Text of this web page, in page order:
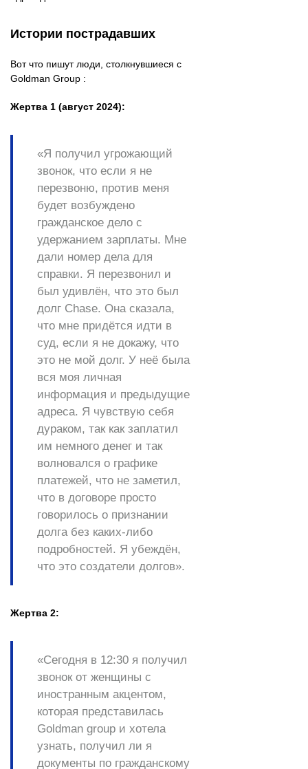
Истории пострадавших
Вот что пишут люди, столкнувшиеся с
Goldman Group :
Жертва 1 (август 2024):
«Я получил угрожающий
звонок, что если я не
перезвоню, против меня
будет возбуждено
гражданское дело с
удержанием зарплаты. Мне
дали номер дела для
справки. Я перезвонил и
был удивлён, что это был
долг Chase. Она сказала,
что мне придётся идти в
суд, если я не докажу, что
это не мой долг. У неё была
вся моя личная
информация и предыдущие
адреса. Я чувствую себя
дураком, так как заплатил
им немного денег и так
волновался о графике
платежей, что не заметил,
что в договоре просто
говорилось о признании
долга без каких-либо
подробностей. Я убеждён,
что это создатели долгов».
Жертва 2:
«Сегодня в 12:30 я получил
звонок от женщины с
иностранным акцентом,
которая представилась
Goldman group и хотела
узнать, получил ли я
документы по гражданскому